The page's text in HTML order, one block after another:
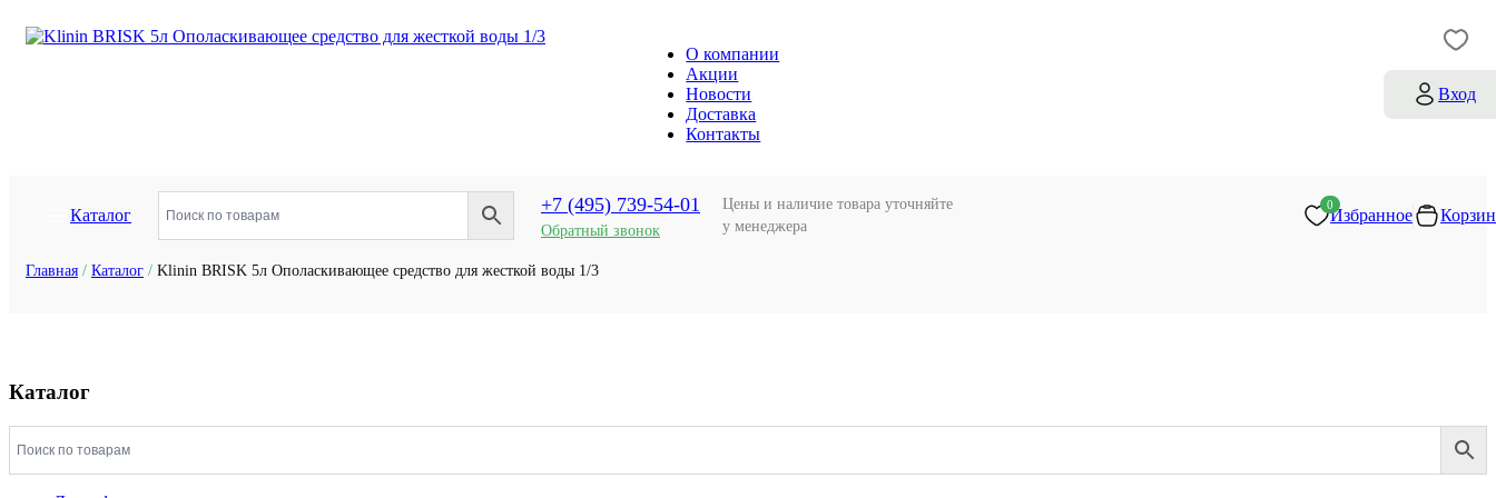
О компании
Акции
Новости
Доставка
Контакты
Вход
Каталог +7 (495) 739-54-01
Обратный звонок
Цены и наличие товара уточняйте
у менеджера
0
Избранное
Главная / Каталог / Klinin BRISK 5л Ополаскивающее средство для жесткой воды 1/3
Каталог